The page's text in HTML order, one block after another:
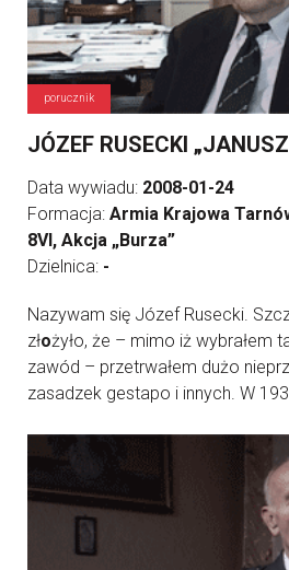
porucznik
JÓZEF RUSECKI
Data wywiadu: 2008-01-24
Formacja: Armia Krajowa
8VI, Akcja „Burza”
Dzielnica: -
Nazywam się Józef Rusecki.
złożyło, że – mimo iż wybrałem
zawód – przetrwałem dużo
zasadzek gestapo i innych. W